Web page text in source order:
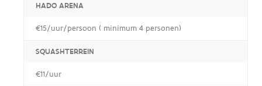
HADO ARENA
€15/uur/persoon ( minimum 4 personen)
SQUASHTERREIN
€11/uur